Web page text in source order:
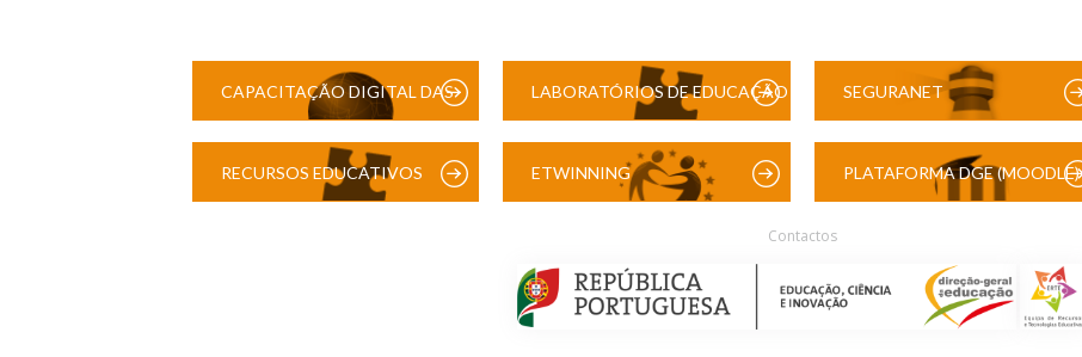
CAPACITAÇÃO DIGITAL DAS LABORATÓRIOS DE EDUCAÇÃO SEGURANET
RECURSOS EDUCATIVOS ETWINNING PLATAFORMA DGE (MOODLE)
Contactos